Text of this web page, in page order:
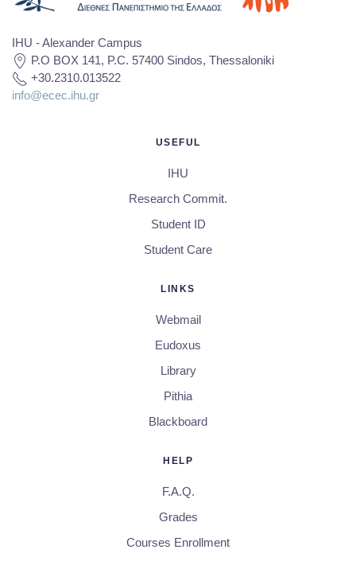
IHU - Alexander Campus
P.O BOX 141, P.C. 57400 Sindos, Thessaloniki
+30.2310.013522
info@ecec.ihu.gr
USEFUL
IHU
Research Commit.
Student ID
Student Care
LINKS
Webmail
Eudoxus
Library
Pithia
Blackboard
HELP
F.A.Q.
Grades
Courses Enrollment